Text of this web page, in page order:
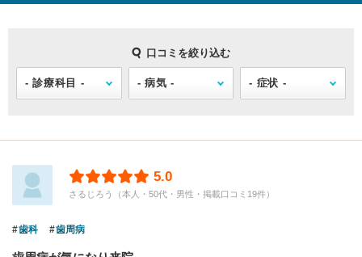
口コミを絞り込む
5.0
さるじろう（本人・50代・男性・掲載口コミ19件）
歯科 歯周病